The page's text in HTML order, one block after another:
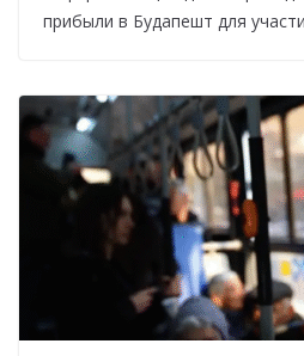
прибыли в Будапешт для